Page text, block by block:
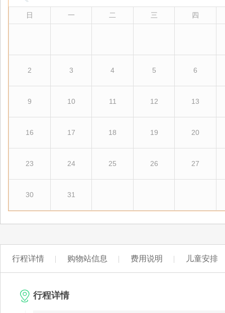
日 一 二 三 四
2 3 4 5 6
9 10 11 12 13
16 17 18 19 20
23 24 25 26 27
30 31
行程详情 购物站信息 费用说明 儿童安排
行程详情